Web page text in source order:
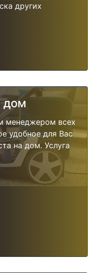
других
дом
менеджером всех
удобное для Вас
на дом. Услуга